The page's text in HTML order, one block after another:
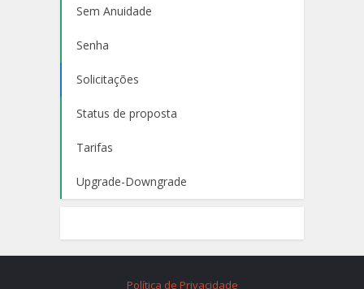
Sem Anuidade
Senha
Solicitações
Status de proposta
Tarifas
Upgrade-Downgrade
Política de Privacidade